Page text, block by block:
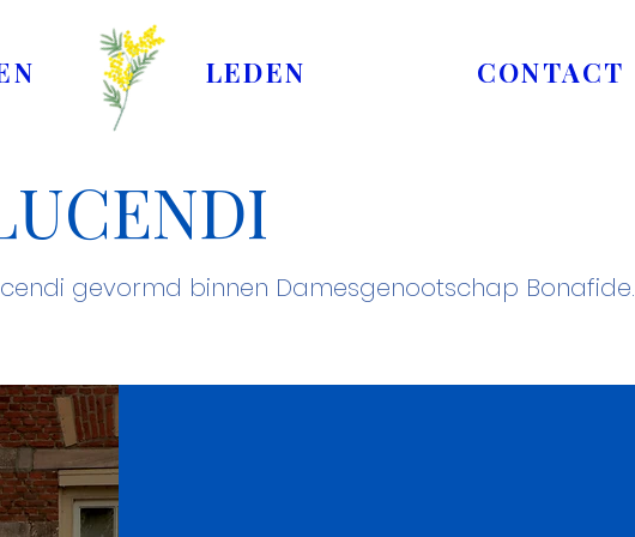
LEDEN CONTACT
gevormd binnen Damesgenootschap Bonafide.